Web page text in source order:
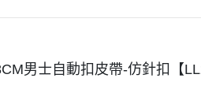
┕對釦
┕ 面紙盒杯墊
┕ 線材捲線器
男士自動扣皮帶-仿針扣【